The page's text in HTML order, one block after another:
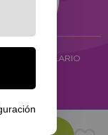
Y HERBOLARIO
S.C